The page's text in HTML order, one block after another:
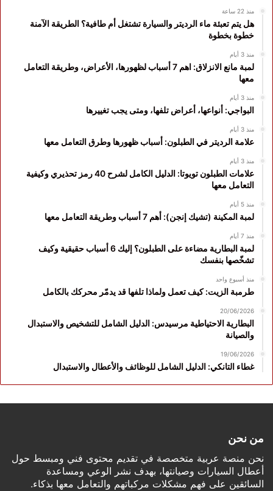
منذ 22 ساعة
هل يتم تعبئة ماء الرديتر والسيارة تشتغل أم طافية؟ الطريقة الآمنة
خطوة بخطوة
منذ 3 أيام
لمبة مانع الانزلاق: اهم 7 أسباب لظهورها، الأعراض، وطريقة التعامل
معها
منذ 3 أيام
البواجي: أنواعها، أعراض تلفها، ومتى يجب تغييرها
منذ 3 أيام
علامة الرديتر في الطبلون: أسباب ظهورها وطرق التعامل معها
منذ 3 أيام
علامات الطبلون تويوتا: الدليل الكامل لشرح 40 رمز تحذيري وكيفية
التعامل معها
منذ 5 أيام
لمبة المكينة (تشيك إنجن): أهم 7 أسباب وطريقة التعامل معها
منذ 7 أيام
لمبة البطارية مضاءة على الطبلون؟ إليك 6 أسباب حقيقية وكيف
تشخّصها بنفسك
منذ أسبوع واحد
طرمبة الزيت: كيف تعمل ولماذا تلفها قد يدمّر محركك بالكامل
20/06/2026
البطارية الاحتياطية مرسيدس: الدليل الشامل للتشخيص والاستبدال
والصيانة
19/06/2026
غطاء التانكي: الدليل الشامل للوظائف والأعطال والاستبدال
من نحن
نحن منصة عربية متخصصة في تقديم محتوى فني ومبسط حول
أعطال السيارات وصيانتها، بهدف نشر الوعي ومساعدة
السائقين على فهم مشكلات مركباتهم والتعامل معها بذكاء.